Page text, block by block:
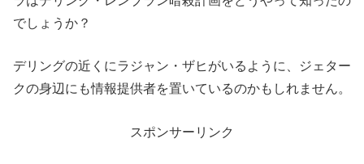
でしょうか？
デリングの近くにラジャン・ザヒがいるように、ジェター
クの身辺にも情報提供者を置いているのかもしれません。
スポンサーリンク